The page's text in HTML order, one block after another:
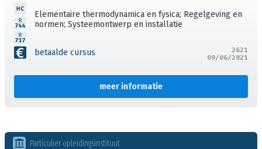
Elementaire thermodynamica en fysica; Regelgeving en
normen; Systeemontwerp en installatie
betaalde cursus
meer informatie
2621
09/06/2021
Particulier opleidingsinstituut